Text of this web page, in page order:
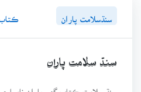
سنڌسلامت پاران
سنڌ سلامت پاران
سنڌ سلامت ڪتاب گهر پاران